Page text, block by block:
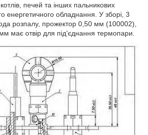
печей та інших пальникових
енергетичного обладнання. У зборі, 3
розпалу, прожектор 0,50 мм (100002),
має отвір для під'єднання термопари.